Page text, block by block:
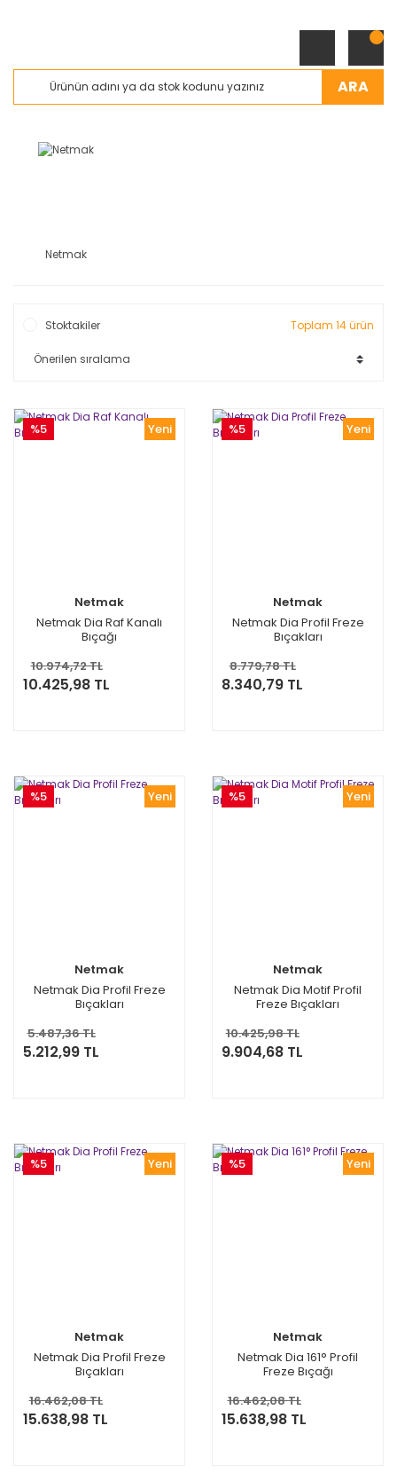
ARA
Netmak
Stoktakiler Toplam 14 ürün
Yeni
%5
Netmak
Netmak Dia Raf Kanalı
Bıçağı
10.974,72 TL
10.425,98 TL
Yeni
%5
Netmak
Netmak Dia Profil Freze
Bıçakları
8.779,78 TL
8.340,79 TL
Yeni
%5
Netmak
Netmak Dia Profil Freze
Bıçakları
5.487,36 TL
5.212,99 TL
Yeni
%5
Netmak
Netmak Dia Motif Profil
Freze Bıçakları
10.425,98 TL
9.904,68 TL
Yeni
%5
Netmak
Netmak Dia Profil Freze
Bıçakları
16.462,08 TL
15.638,98 TL
Yeni
%5
Netmak
Netmak Dia 161° Profil
Freze Bıçağı
16.462,08 TL
15.638,98 TL